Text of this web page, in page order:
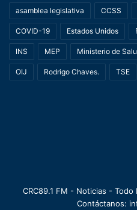
asamblea legislativa CCSS
COVID-19 Estados Unidos
INS MEP Ministerio de
OIJ Rodrigo Chaves. TSE
CRC89.1 FM - Noticias -
Contáctanos: